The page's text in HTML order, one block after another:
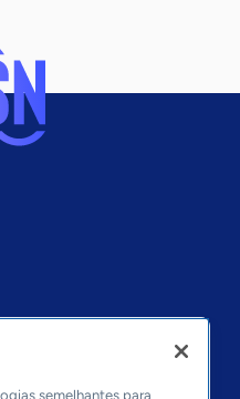
semelhantes para